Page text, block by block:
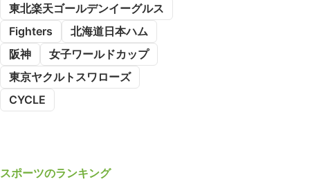
東北楽天ゴールデンイーグルス
Fighters
北海道日本ハム
阪神
女子ワールドカップ
東京ヤクルトスワローズ
CYCLE
スポーツのランキング